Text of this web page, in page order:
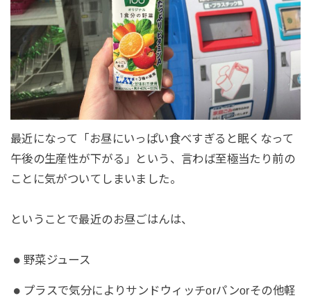
最近になって「お昼にいっぱい食べすぎると眠くなって
午後の生産性が下がる」という、言わば至極当たり前の
ことに気がついてしまいました。
ということで最近のお昼ごはんは、
野菜ジュース
プラスで気分によりサンドウィッチorパンorその他軽